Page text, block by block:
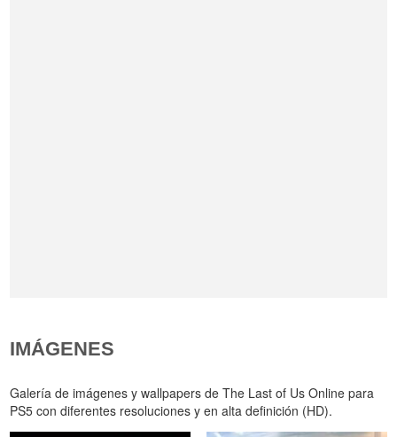
IMÁGENES
Galería de imágenes y wallpapers de The Last of Us Online para
PS5 con diferentes resoluciones y en alta definición (HD).